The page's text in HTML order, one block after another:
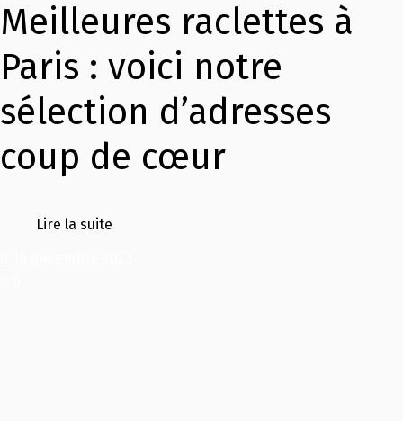
Meilleures raclettes à
Paris : voici notre
sélection d’adresses
coup de cœur
Lire la suite